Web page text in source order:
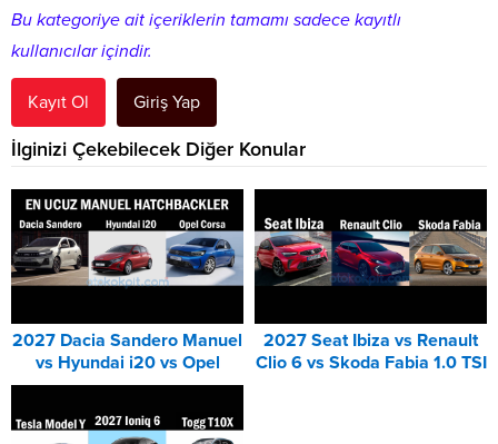
Bu kategoriye ait içeriklerin tamamı sadece kayıtlı
kullanıcılar içindir.
Kayıt Ol Giriş Yap
İlginizi Çekebilecek Diğer Konular
2027 Dacia Sandero Manuel
vs Hyundai i20 vs Opel
Corsa Karşılaştırması
2027 Seat Ibiza vs Renault
Clio 6 vs Skoda Fabia 1.0 TSI